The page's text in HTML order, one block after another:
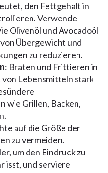
den Fettgehalt in
Verwende
Olivenöl und Avocadoöl
von Übergewicht und
zu reduzieren.
: Braten und Frittieren in
Lebensmitteln stark
wie Grillen, Backen,
auf die Größe der
zu vermeiden.
um den Eindruck zu
isst, und serviere